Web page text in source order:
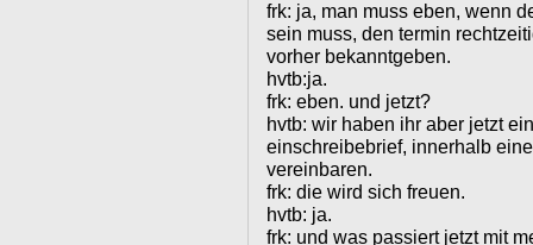
frk: ja, man muss eben, wenn
sein muss, den termin
vorher bekanntgeben.
hvtb:ja.
frk: eben. und jetzt?
hvtb: wir haben ihr aber jetzt
einschreibebrief, innerhalb
vereinbaren.
frk: die wird sich freuen.
hvtb: ja.
frk: und was passiert jetzt mit